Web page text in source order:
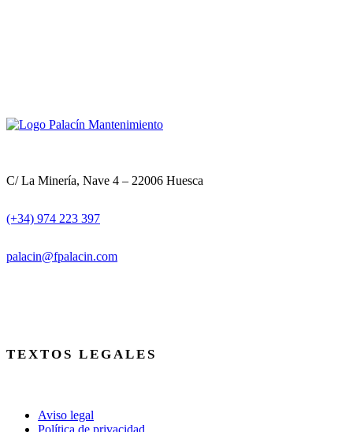
C/ La Minería, Nave 4 – 22006 Huesca
(+34) 974 223 397
palacin@fpalacin.com
TEXTOS LEGALES
Aviso legal
Política de privacidad